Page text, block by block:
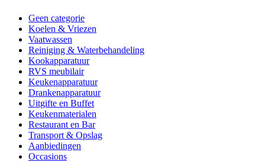
Geen categorie
Koelen & Vriezen
Vaatwassen
Reiniging & Waterbehandeling
Kookapparatuur
RVS meubilair
Keukenapparatuur
Drankenapparatuur
Uitgifte en Buffet
Keukenmaterialen
Restaurant en Bar
Transport & Opslag
Aanbiedingen
Occasions